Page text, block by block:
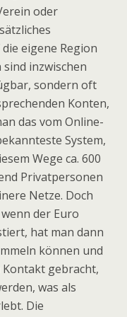
oder
eigene Region
inzwischen
sondern oft
Konten,
das vom Online-
System,
Wege ca. 600
Privatpersonen
Netze. Doch
der Euro
hat man dann
können und
gebracht,
was als
Die